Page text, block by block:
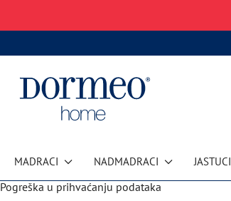
MADRACI NADMADRACI JASTUCI
Pogreška u prihvaćanju podataka